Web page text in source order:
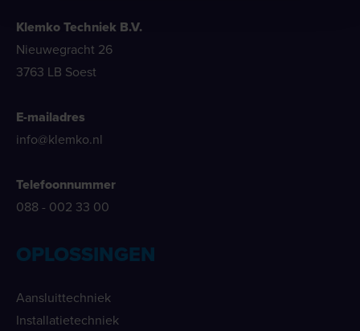
Klemko Techniek B.V.
Nieuwegracht 26
3763 LB Soest
E-mailadres
info@klemko.nl
Telefoonnummer
088 - 002 33 00
OPLOSSINGEN
Aansluittechniek
Installatietechniek